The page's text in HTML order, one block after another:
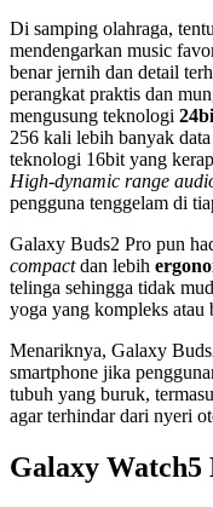
Di samping olahraga,
mendengarkan music
benar jernih dan detail
perangkat praktis dan
mengusung teknologi
256 kali lebih banyak
teknologi 16bit yang
High-dynamic range
pengguna tenggelam di
Galaxy Buds2 Pro pun
compactdan lebih
telinga sehingga tidak
yoga yang kompleks atau
Menariknya, Galaxy
smartphone jika
tubuh yang buruk,
agar terhindar dari nyeri
Galaxy Watch5